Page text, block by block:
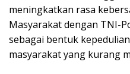
meningkatkan rasa
Masyarakat dengan TNI-
sebagai bentuk
masyarakat yang kurang